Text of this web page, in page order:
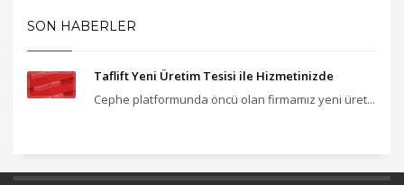
SON HABERLER
Taflift Yeni Üretim Tesisi ile Hizmetinizde
Cephe platformunda öncü olan firmamız yeni üret...